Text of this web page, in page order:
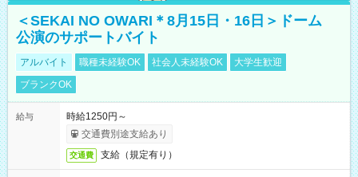
＜SEKAI NO OWARI＊8月15日・16日＞ドーム
公演のサポートバイト
アルバイト 職種未経験OK 社会人未経験OK
大学生歓迎
ブランクOK
給与
時給1250円～
交通費別途支給あり
交通費 支給（規定有り）